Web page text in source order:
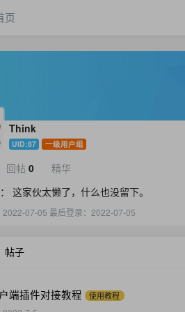
页
Think
UID:87 一级用户组
回帖 0
精华
这家伙太懒了，什么也没留下。
2022-07-05 最后登录： 2022-07-05
帖子
端插件对接教程 使用教程